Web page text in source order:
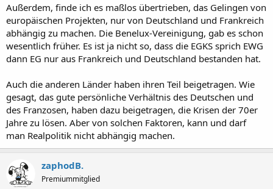
Außerdem, finde ich es maßlos übertrieben, das Gelingen von
europäischen Projekten, nur von Deutschland und Frankreich
abhängig zu machen. Die Benelux-Vereinigung, gab es schon
wesentlich früher. Es ist ja nicht so, dass die EGKS sprich EWG
dann EG nur aus Frankreich und Deutschland bestanden hat.
Auch die anderen Länder haben ihren Teil beigetragen. Wie
gesagt, das gute persönliche Verhältnis des Deutschen und
des Franzosen, haben dazu beigetragen, die Krisen der 70er
Jahre zu lösen. Aber von solchen Faktoren, kann und darf
man Realpolitik nicht abhängig machen.
zaphodB.
Premiummitglied